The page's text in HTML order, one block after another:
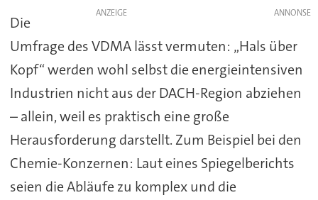
ANZEIGE
Die
Umfrage des VDMA lässt vermuten: „Hals über
Kopf“ werden wohl selbst die energieintensiven
Industrien nicht aus der DACH-Region abziehen
– allein, weil es praktisch eine große
Herausforderung darstellt. Zum Beispiel bei den
Chemie-Konzernen: Laut eines Spiegelberichts
seien die Abläufe zu komplex und die